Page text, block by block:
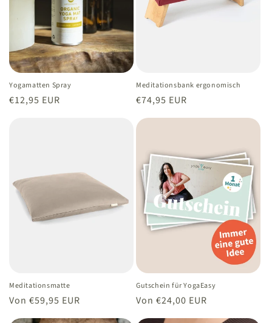
Yogamatten Spray
Normaler
€12,95 EUR
Meditationsbank ergonomisch
Normaler
Preis
€74,95 EUR
Meditationsmatte
Normaler
Preis
Von €59,95 EUR
Gutschein für YogaEasy
Normaler
Preis
Von €24,00 EUR